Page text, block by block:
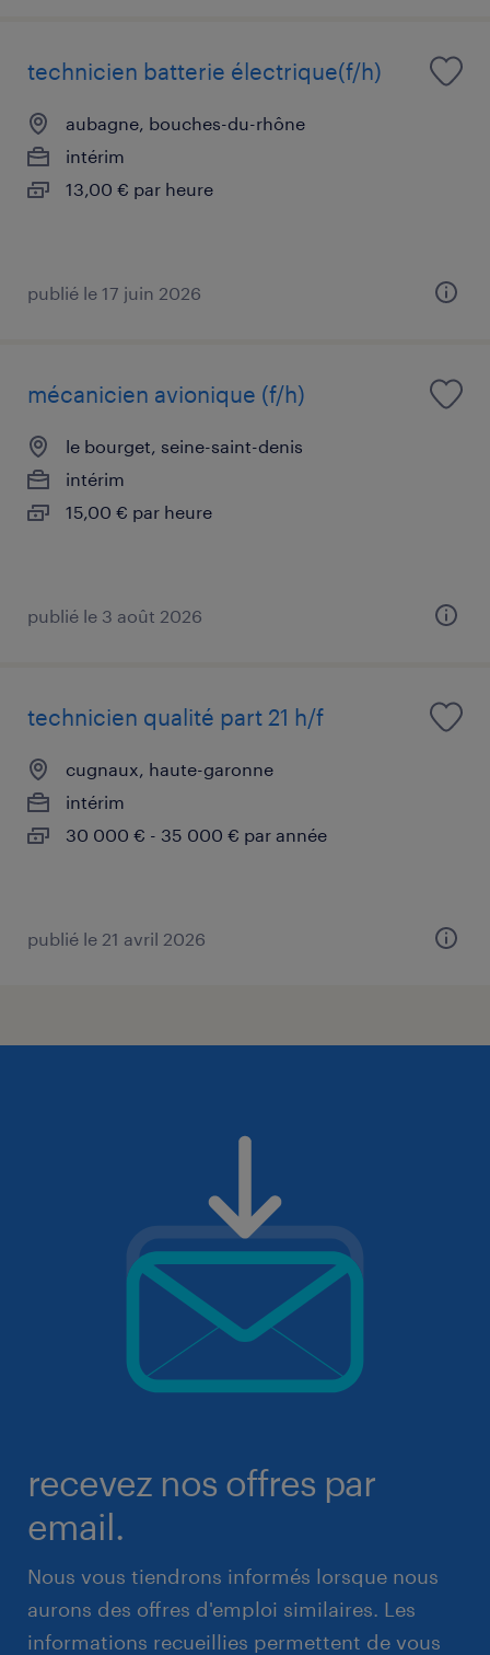
technicien batterie électrique(f/h)
aubagne, bouches-du-rhône
intérim
13,00 € par heure
publié le 17 juin 2026
mécanicien avionique (f/h)
le bourget, seine-saint-denis
intérim
15,00 € par heure
publié le 3 août 2026
technicien qualité part 21 h/f
cugnaux, haute-garonne
intérim
30 000 € - 35 000 € par année
publié le 21 avril 2026
recevez nos offres par
email.
Nous vous tiendrons informés lorsque nous
aurons des offres d'emploi similaires. Les
informations recueillies permettent de vous